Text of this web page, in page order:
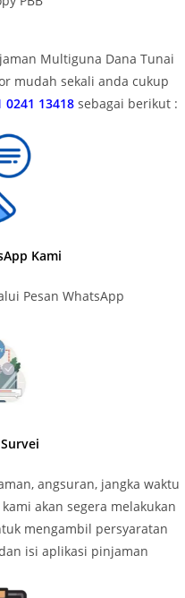
Multiguna Dana Tunai
mudah sekali anda cukup
0241 13418 sebagai berikut :
Kami
Pesan WhatsApp
angsuran, jangka waktu
akan segera melakukan
mengambil persyaratan
isi aplikasi pinjaman